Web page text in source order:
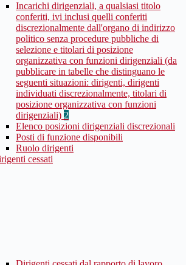
Incarichi dirigenziali, a qualsiasi titolo
conferiti, ivi inclusi quelli conferiti
discrezionalmente dall'organo di indirizzo
politico senza procedure pubbliche di
selezione e titolari di posizione
organizzativa con funzioni dirigenziali (da
pubblicare in tabelle che distinguano le
seguenti situazioni: dirigenti, dirigenti
individuati discrezionalmente, titolari di
posizione organizzativa con funzioni
dirigenziali) 2
Elenco posizioni dirigenziali discrezionali
Posti di funzione disponibili
Ruolo dirigenti
cessati